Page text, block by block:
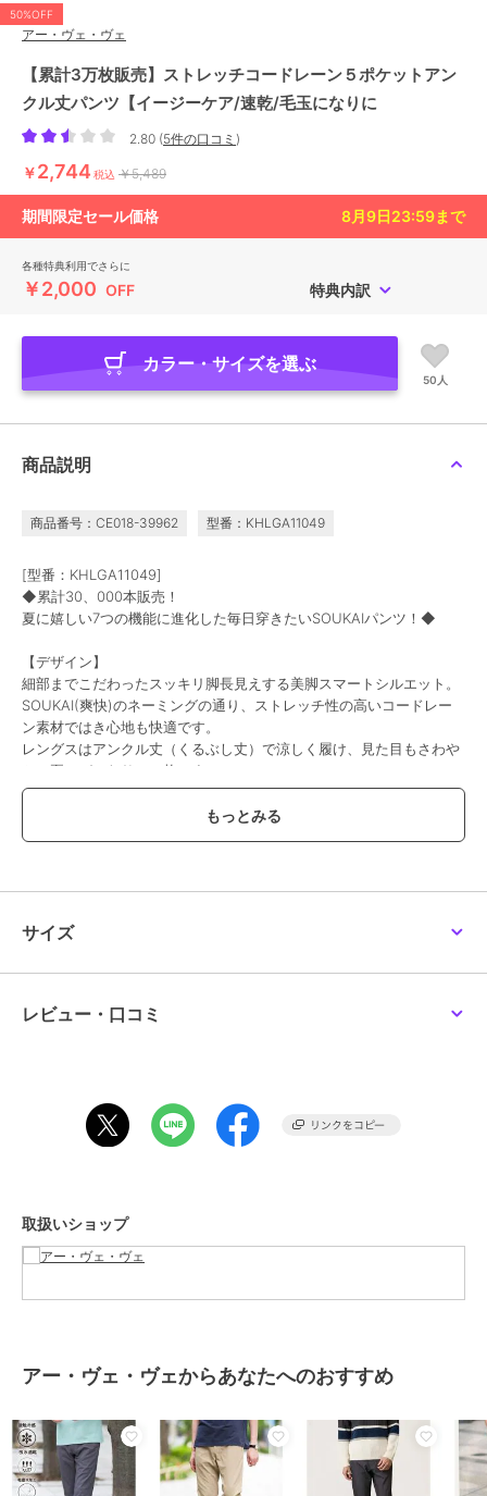
50%OFF
アー・ヴェ・ヴェ
【累計3万枚販売】ストレッチコードレーン５ポケットアン
クル丈パンツ【イージーケア/速乾/毛玉になりに
2.80 (5件の口コミ )
￥2,744 税込 ￥5,489
期間限定セール価格 8月9日23:59まで
各種特典利用でさらに
￥2,000 OFF 特典内訳
カラー・サイズを選ぶ
50人
商品説明
商品番号：CE018-39962 型番：KHLGA11049
[型番：KHLGA11049]
◆累計30、000本販売！
夏に嬉しい7つの機能に進化した毎日穿きたいSOUKAIパンツ！◆
【デザイン】
細部までこだわったスッキリ脚長見えする美脚スマートシルエット。
SOUKAI(爽快)のネーミングの通り、ストレッチ性の高いコードレー
ン素材ではき心地も快適です。
レングスはアンクル丈（くるぶし丈）で涼しく履け、見た目もさわや
かで夏にぴったりの一枚です。
幅広いサイズ展開でどなたにもフィットします。
トレンドに左右されず、幅広い着こなしにマッチするシンプルベーシ
ックな5ポケットパンツは一着あれば重宝すること間違いなしです◎
接触冷感や速乾機能で、夏でも爽やかにスッキリと着用できます。
毛玉になりにくいアンチピリング、軽い水や汚れを弾く軽撥水加工付
わせられる万能ボトムです。
無地見えするため、柄物トップスとの相性も良いです。
透け感：なし
裏地：なし
■商品のお気に入り登録（ハートマークをクリック）
再入荷通知や値下げ等、お得なご案内を受けることができます。
サイズ
レビュー・口コミ
取扱いショップ
アー・ヴェ・ヴェからあなたへのおすすめ